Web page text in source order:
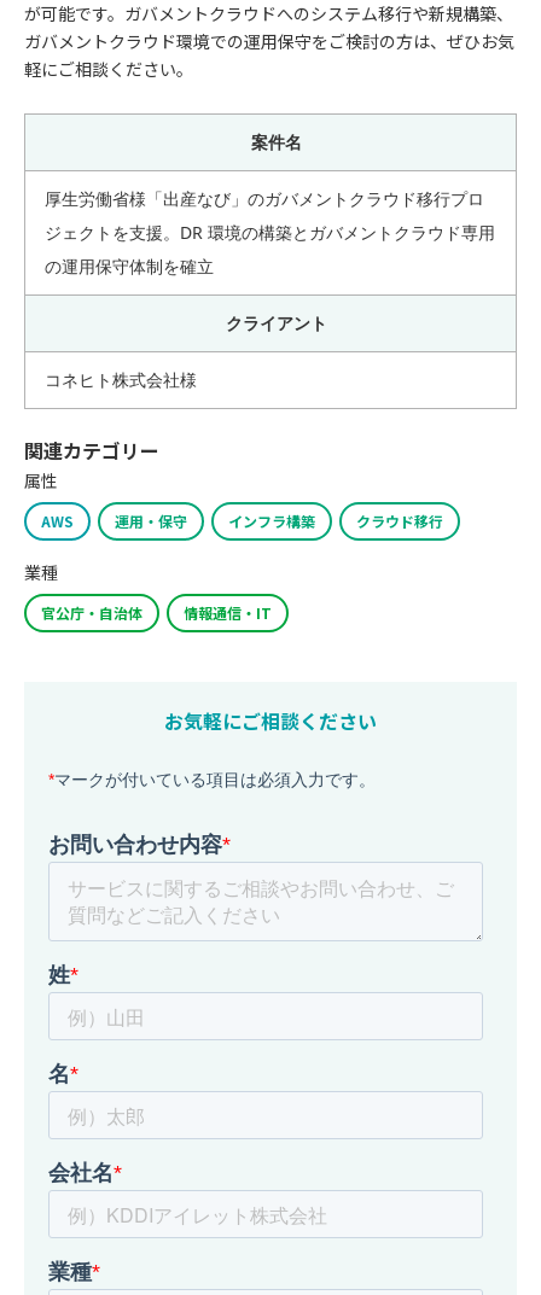
が可能です。ガバメントクラウドへのシステム移行や新規構築、
ガバメントクラウド環境での運用保守をご検討の方は、ぜひお気
軽にご相談ください。
案件名
厚生労働省様「出産なび」のガバメントクラウド移行プロ
ジェクトを支援。DR 環境の構築とガバメントクラウド専用
の運用保守体制を確立
クライアント
コネヒト株式会社様
関連カテゴリー
属性
AWS 運用・保守 インフラ構築 クラウド移行
業種
官公庁・自治体 情報通信・IT
お気軽にご相談ください